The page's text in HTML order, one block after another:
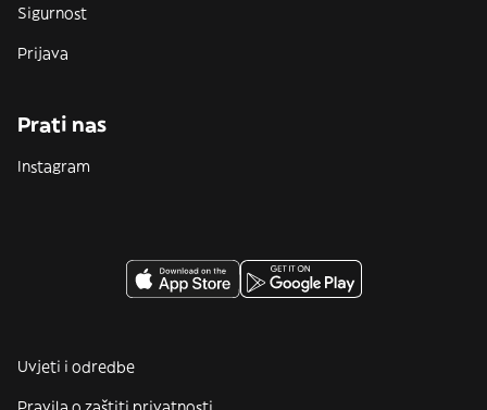
Sigurnost
Prijava
Prati nas
Instagram
Uvjeti i odredbe